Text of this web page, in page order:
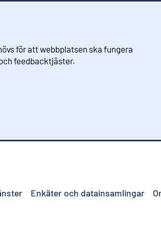
för att webbplatsen ska fungera
feedbacktjäster.
Enkäter och datainsamlingar